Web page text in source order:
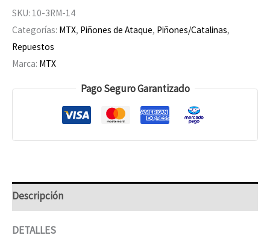
SKU: 10-3RM-14
Categorías: MTX, Piñones de Ataque, Piñones/Catalinas,
Repuestos
Marca: MTX
Pago Seguro Garantizado
Descripción
DETALLES